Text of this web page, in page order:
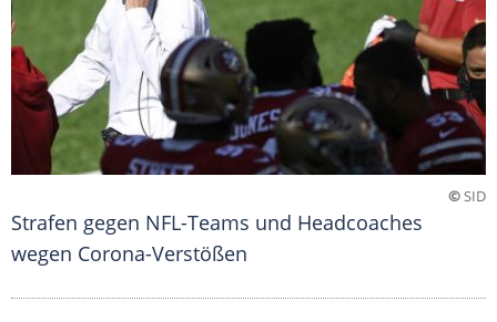
©SID
Strafen gegen NFL-Teams und Headcoaches
wegen Corona-Verstößen